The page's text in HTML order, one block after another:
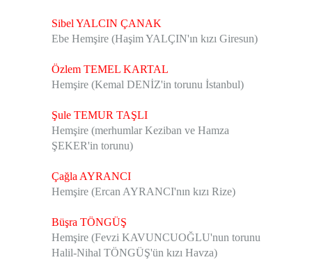
Sibel YALCIN ÇANAK
Ebe Hemşire (Haşim YALÇIN'ın kızı Giresun)
Özlem TEMEL KARTAL
Hemşire (Kemal DENİZ'in torunu İstanbul)
Şule TEMUR TAŞLI
Hemşire (merhumlar Keziban ve Hamza
ŞEKER'in torunu)
Çağla AYRANCI
Hemşire (Ercan AYRANCI'nın kızı Rize)
Büşra TÖNGÜŞ
Hemşire (Fevzi KAVUNCUOĞLU'nun torunu
Halil-Nihal TÖNGÜŞ'ün kızı Havza)